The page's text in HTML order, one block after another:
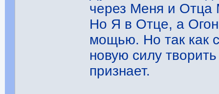
через Меня и Отца
Но Я в Отце, а
мощью. Но так как
новую силу
признает.